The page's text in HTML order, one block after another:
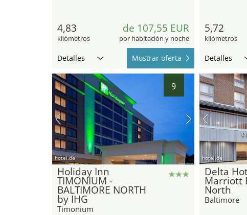
4,83
kilómetros
de 107,55 EUR
por habitación y noche
Detalles Mostrar oferta
5,72
kilómetros
Detalles
9
hotel.de
Holiday Inn
TIMONIUM -
BALTIMORE NORTH
by IHG
Timonium
hotel.de
Delta
Marriott
North
Baltimore